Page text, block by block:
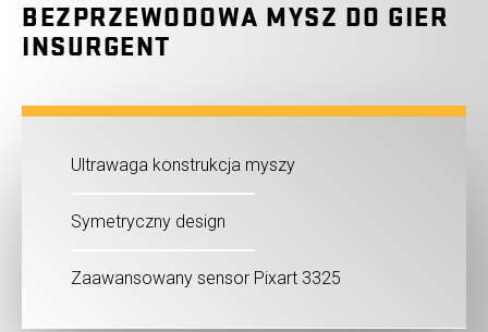
BEZPRZEWODOWA MYSZ DO GIER
INSURGENT
Ultrawaga konstrukcja myszy
Symetryczny design
Zaawansowany sensor Pixart 3325